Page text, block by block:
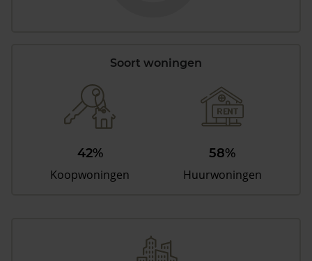
Soort woningen
42%
Koopwoningen
58%
Huurwoningen